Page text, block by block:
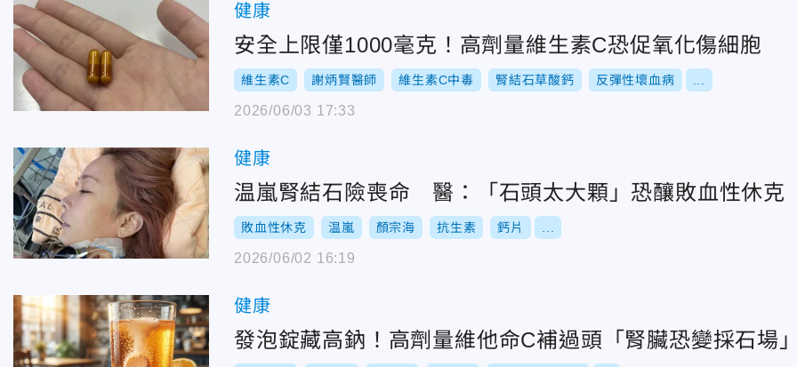
健康
安全上限僅1000毫克！高劑量維生素C恐促氧化傷細胞
維生素C 謝炳賢醫師 維生素C中毒 腎結石草酸鈣 反彈性壞血病
2026/06/03 17:33
健康
温嵐腎結石險喪命 醫：「石頭太大顆」恐釀敗血性休克
敗血性休克 温嵐 顏宗海 抗生素 鈣片
2026/06/02 16:19
健康
發泡錠藏高鈉！高劑量維他命C補過頭「腎臟恐變採石場